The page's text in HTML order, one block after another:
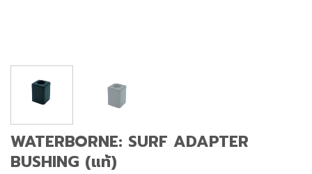
WATERBORNE: SURF ADAPTER
BUSHING (แท้)